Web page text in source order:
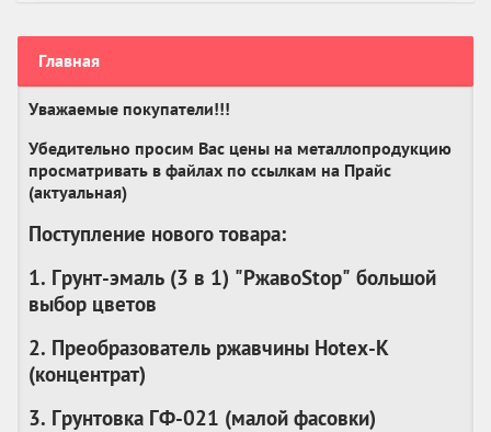
Главная
Уважаемые покупатели!!!
Убедительно просим Вас цены на металлопродукцию
просматривать в файлах по ссылкам на Прайс
(актуальная)
Поступление нового товара:
1. Грунт-эмаль (3 в 1) "РжавоStop" большой
выбор цветов
2. Преобразователь ржавчины Hotex-K
(концентрат)
3. Грунтовка ГФ-021 (малой фасовки)